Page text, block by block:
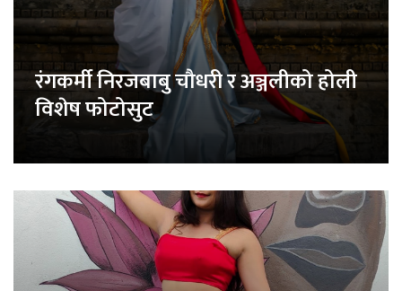
रंगकर्मी निरजबाबु चौधरी र अञ्जलीको होली
विशेष फोटोसुट